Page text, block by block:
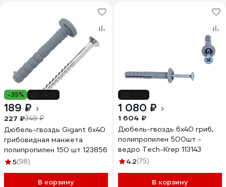
-35%
189 ₽
227 ₽349 ₽
Дюбель-гвоздь Gigant 6x40
грибовидная манжета
полипропилен 150 шт 123856
5(98)
В корзину
1 080 ₽
1 604 ₽
Дюбель-гвоздь 6х40 гриб,
полипропилен 500шт -
ведро Tech-Krep 113143
4.2(75)
В корзину